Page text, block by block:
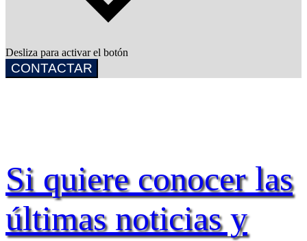
Desliza para activar el botón
CONTACTAR
Si quiere conocer las
últimas noticias y